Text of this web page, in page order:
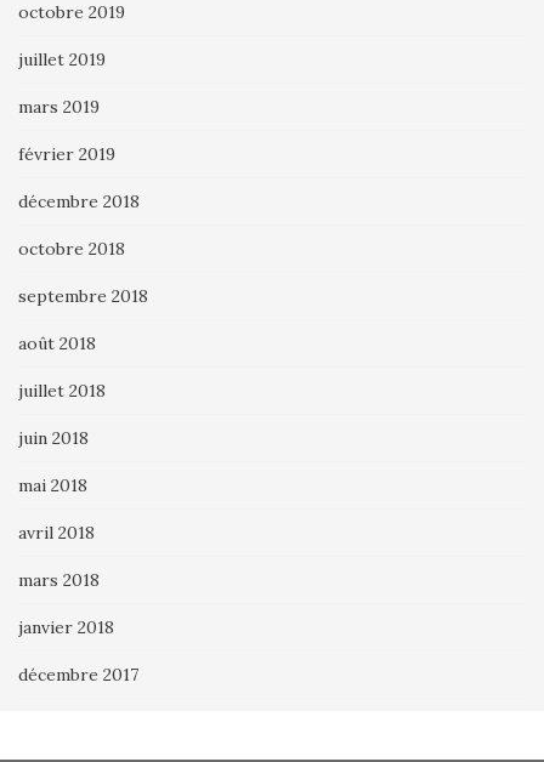
octobre 2019
juillet 2019
mars 2019
février 2019
décembre 2018
octobre 2018
septembre 2018
août 2018
juillet 2018
juin 2018
mai 2018
avril 2018
mars 2018
janvier 2018
décembre 2017